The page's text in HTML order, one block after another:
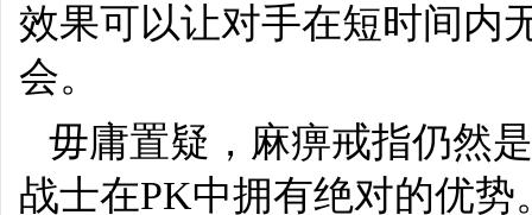
效果可以让对手在短时间内
会。
毋庸置疑，麻痹戒指仍然
战士在PK中拥有绝对的优